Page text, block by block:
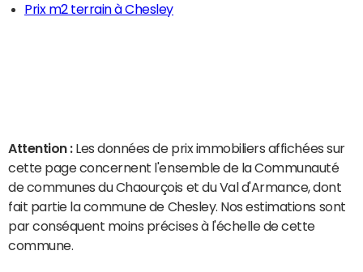
Prix m2 terrain à Chesley
Attention : Les données de prix immobiliers affichées sur
cette page concernent l'ensemble de la Communauté
de communes du Chaourçois et du Val d'Armance, dont
fait partie la commune de Chesley. Nos estimations sont
par conséquent moins précises à l'échelle de cette
commune.